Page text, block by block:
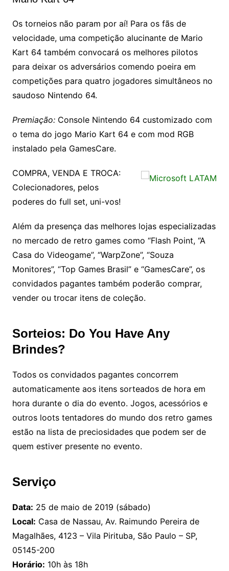
Os torneios não param por aí! Para os fãs de
velocidade, uma competição alucinante de Mario
Kart 64 também convocará os melhores pilotos
para deixar os adversários comendo poeira em
competições para quatro jogadores simultâneos no
saudoso Nintendo 64.
Premiação:Console Nintendo 64 customizado com
o tema do jogo Mario Kart 64 e com mod RGB
instalado pela GamesCare.
COMPRA, VENDA E TROCA:
Colecionadores, pelos
poderes do full set, uni-vos!
Além da presença das melhores lojas especializadas
no mercado de retro games como “Flash Point, “A
Casa do Videogame”, “WarpZone”, “Souza
Monitores”, “Top Games Brasil” e “GamesCare”, os
convidados pagantes também poderão comprar,
vender ou trocar itens de coleção.
Sorteios: Do You Have Any
Brindes?
Todos os convidados pagantes concorrem
automaticamente aos itens sorteados de hora em
hora durante o dia do evento. Jogos, acessórios e
outros loots tentadores do mundo dos retro games
estão na lista de preciosidades que podem ser de
quem estiver presente no evento.
Serviço
Data: 25 de maio de 2019 (sábado)
Local: Casa de Nassau, Av. Raimundo Pereira de
Magalhães, 4123 – Vila Pirituba, São Paulo – SP,
05145-200
Horário: 10h às 18h